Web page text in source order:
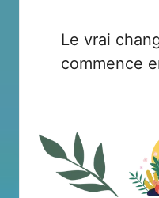
Le vrai
commence